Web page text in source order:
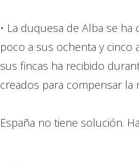
• La duquesa de Alba se
poco a sus ochenta y cinco
sus fincas ha recibido
creados para compensar la
España no tiene solución.